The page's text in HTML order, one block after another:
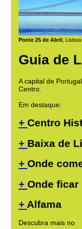
Ponte 25 de Abril , Lisboa
Guia de
A capital de
Centro.
Em destaque:
+ Centro
+ Baixa de
+ Onde
+ Onde ficar
+ Alfama
Descubra mais no